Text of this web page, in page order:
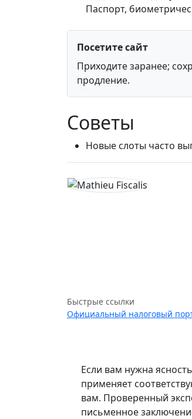
Паспорт,
Посетите сайт
Приходите заранее;
продление.
Советы
Новые слоты часто
Быстрые ссылки
Официальный налоговый
Если вам нужна
применяет
вам. Проверенный
письменное